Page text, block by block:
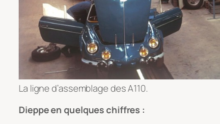
La ligne d’assemblage des A110.
Dieppe en quelques chiffres :